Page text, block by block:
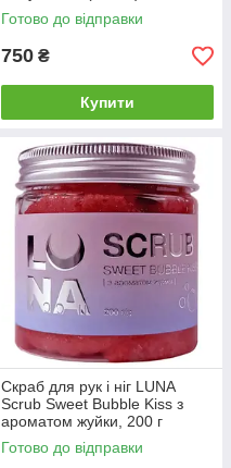
Готово до відправки
750 ₴
Купити
Скраб для рук і ніг LUNA
Scrub Sweet Bubble Kiss з
ароматом жуйки, 200 г
Готово до відправки